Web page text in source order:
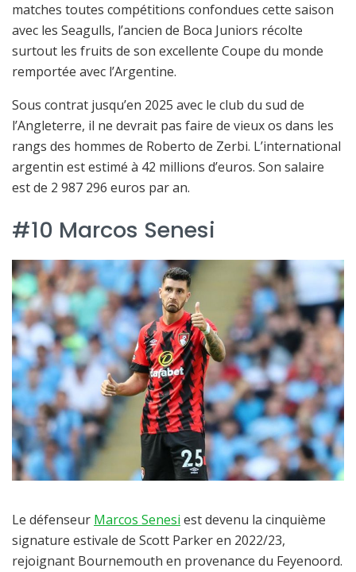
matches toutes compétitions confondues cette saison
avec les Seagulls, l’ancien de Boca Juniors récolte
surtout les fruits de son excellente Coupe du monde
remportée avec l’Argentine.
Sous contrat jusqu’en 2025 avec le club du sud de
l’Angleterre, il ne devrait pas faire de vieux os dans les
rangs des hommes de Roberto de Zerbi. L’international
argentin est estimé à 42 millions d’euros. Son salaire
est de 2 987 296 euros par an.
#10 Marcos Senesi
Le défenseur Marcos Senesi est devenu la cinquième
signature estivale de Scott Parker en 2022/23,
rejoignant Bournemouth en provenance du Feyenoord.